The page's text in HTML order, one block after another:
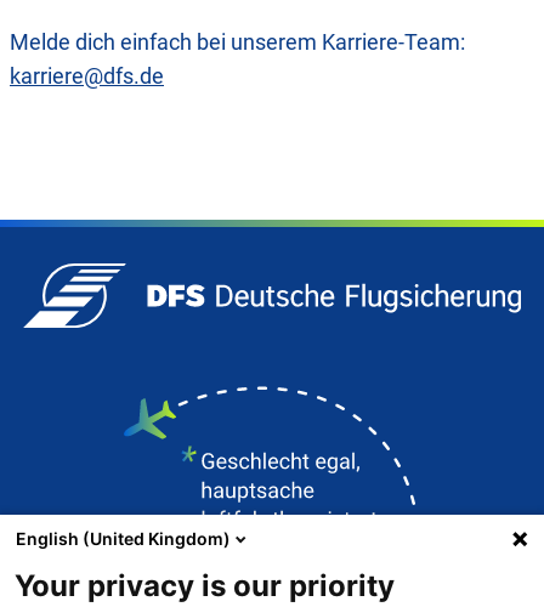
Melde dich einfach bei unserem Karriere-Team:
karriere@dfs.de
English (United Kingdom)
Your privacy is our priority